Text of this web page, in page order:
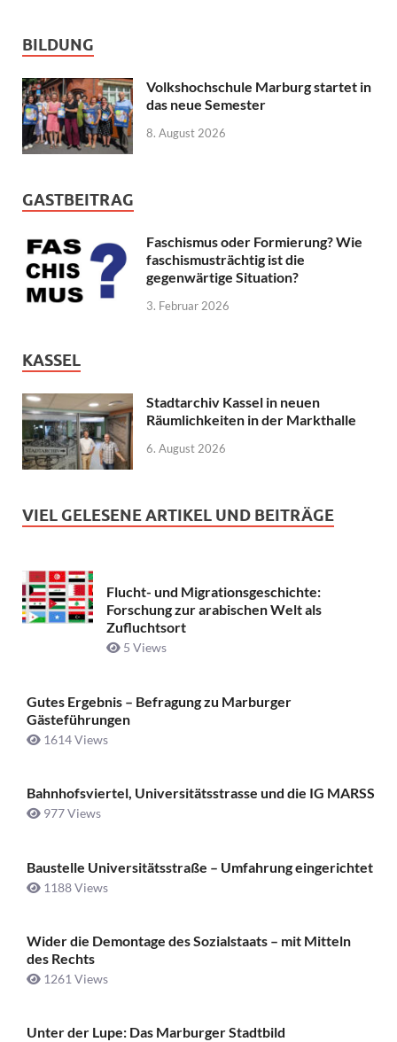
BILDUNG
Volkshochschule Marburg startet in
das neue Semester
8. August 2026
GASTBEITRAG
Faschismus oder Formierung? Wie
faschismusträchtig ist die
gegenwärtige Situation?
3. Februar 2026
KASSEL
Stadtarchiv Kassel in neuen
Räumlichkeiten in der Markthalle
6. August 2026
VIEL GELESENE ARTIKEL UND BEITRÄGE
Flucht- und Migrationsgeschichte:
Forschung zur arabischen Welt als
Zufluchtsort
5 Views
Gutes Ergebnis – Befragung zu Marburger
Gästeführungen
1614 Views
Bahnhofsviertel, Universitätsstrasse und die IG MARSS
977 Views
Baustelle Universitätsstraße ­– Umfahrung eingerichtet
1188 Views
Wider die Demontage des Sozialstaats – mit Mitteln
des Rechts
1261 Views
Unter der Lupe: Das Marburger Stadtbild